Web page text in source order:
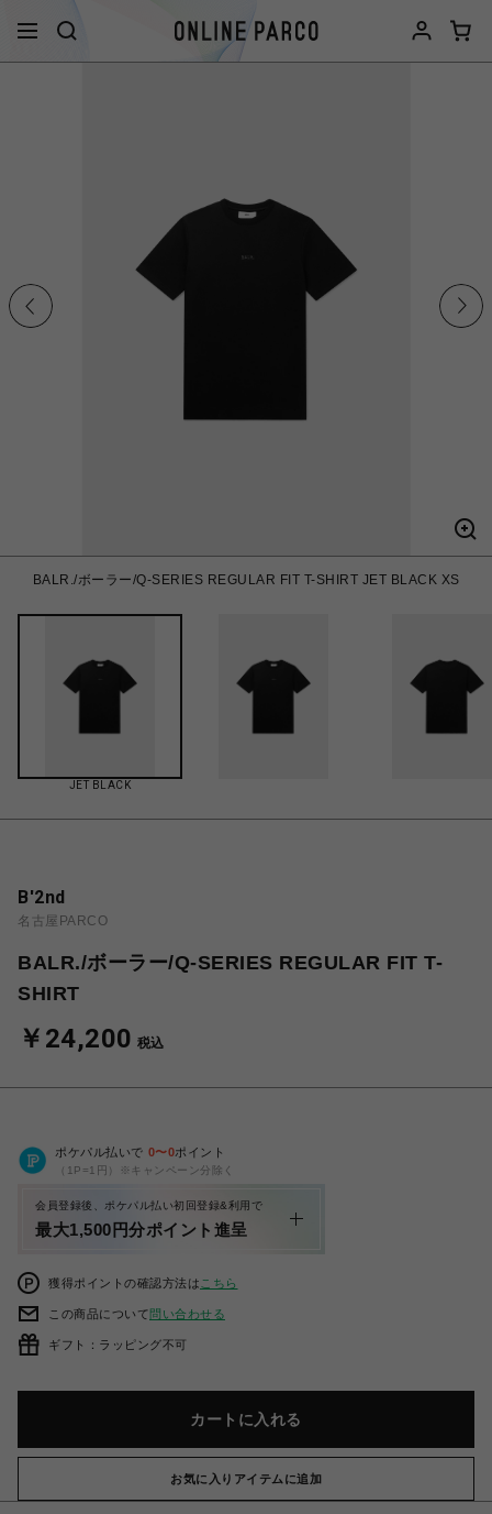
BALR./ボーラー/Q-SERIES REGULAR FIT T-SHIRT JET BLACK XS
JET BLACK
B'2nd
名古屋PARCO
BALR./ボーラー/Q-SERIES REGULAR FIT T-
SHIRT
￥24,200 税込
ポケパル払いで 0〜0ポイント
（1P=1円）※キャンペーン分除く
会員登録後、ポケパル払い初回登録&利用で
最大1,500円分ポイント進呈
獲得ポイントの確認方法は こちら
この商品について問い合わせる
ギフト：ラッピング不可
カートに入れる
お気に入りアイテムに追加